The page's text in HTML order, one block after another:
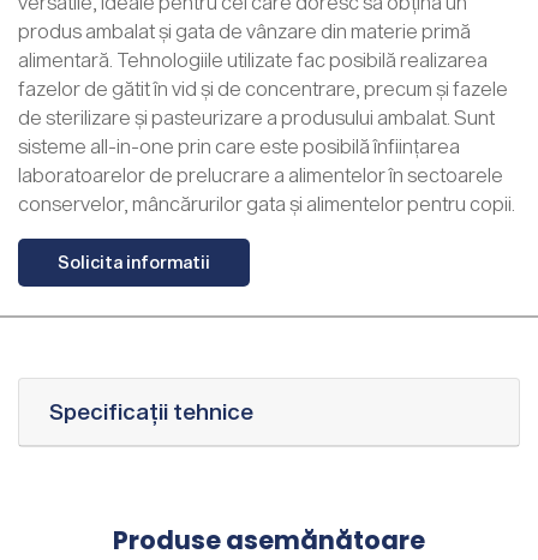
produs ambalat și gata de vânzare din materie primă
alimentară. Tehnologiile utilizate fac posibilă realizarea
fazelor de gătit în vid și de concentrare, precum și fazele
de sterilizare și pasteurizare a produsului ambalat. Sunt
sisteme all-in-one prin care este posibilă înființarea
laboratoarelor de prelucrare a alimentelor în sectoarele
conservelor, mâncărurilor gata și alimentelor pentru copii.
Solicita informatii
Specificații tehnice
Produse asemănătoare